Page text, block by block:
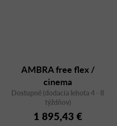
AMBRA free flex /
cinema
Dostupné (dodacia lehota 4 - 8
týždňov)
1 895,43 €